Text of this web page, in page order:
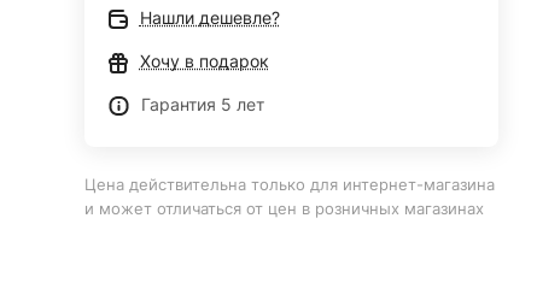
Нашли дешевле?
Хочу в подарок
Гарантия 5 лет
Цена действительна только для интернет-магазина
и может отличаться от цен в розничных магазинах